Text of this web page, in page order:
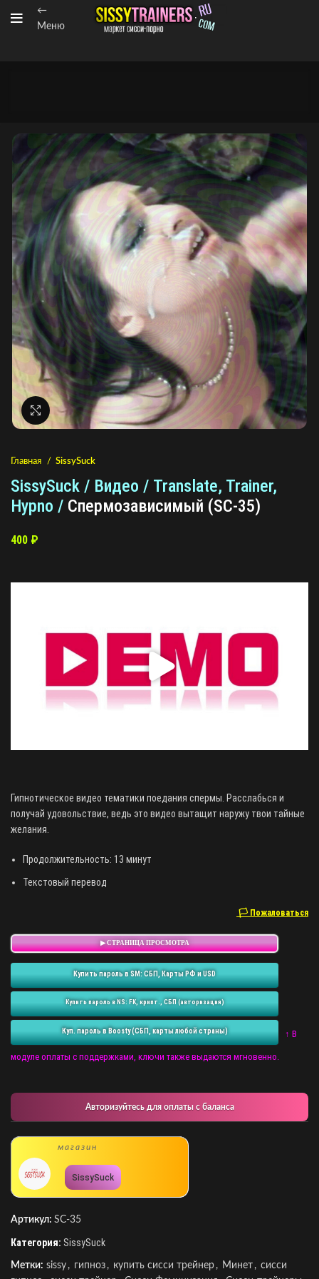
←
Меню
Нажмите, чтобы увеличить
Главная SissySuck
SissySuck / Видео / Translate, Trainer,
Hypno / Спермозависимый (SC-35)
400 ₽
Гипнотическое видео тематики поедания спермы. Расслабься и
получай удовольствие, ведь это видео вытащит наружу твои тайные
желания.
Продолжительность: 13 минут
Текстовый перевод
🏳 Пожаловаться
▶ СТРАНИЦА ПРОСМОТРА
Купить пароль в SM: СБП, Карты РФ и USD
Купить пароль в NS: FK, крипт., СБП (авторизация)
Куп. пароль в Boosty (СБП, карты любой страны) ↑ В
модуле оплаты с поддержками, ключи также выдаются мгновенно.
Авторизуйтесь для оплаты с баланса
магазин
SissySuck
Артикул: SC-35
Категория: SissySuck
Метки: sissy , гипноз , купить сисси трейнер , Минет , сисси